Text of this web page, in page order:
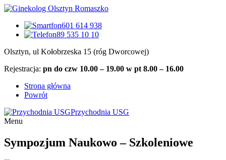
601 614 938
89 535 10 10
Olsztyn, ul Kołobrzeska 15 (róg Dworcowej)
Rejestracja: pn do czw 10.00 – 19.00 w pt 8.00 – 16.00
Strona główna
Powrót
Przychodnia USG
Menu
Sympozjum Naukowo – Szkoleniowe